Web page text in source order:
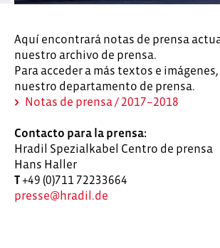
Aquí encontrará notas de prensa
nuestro archivo de prensa.
Para acceder a más textos e
nuestro departamento de prensa.
Notas de prensa / 2017–2018
Contacto para la prensa:
Hradil Spezialkabel Centro de prensa
Hans Haller
T+49 (0)711 72233664
presse@hradil.de